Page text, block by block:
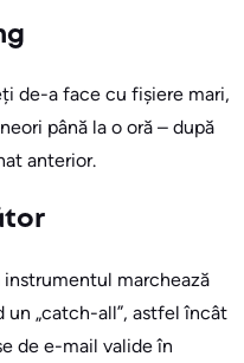
de-a face cu fișiere mari,
până la o oră – după
anterior.
marchează
„catch-all”, astfel încât
de e-mail valide în